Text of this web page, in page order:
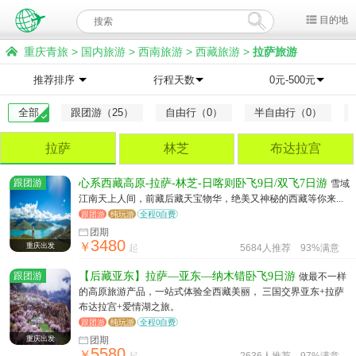
目的地
重庆青旅 > 国内旅游 > 西南旅游 > 西藏旅游 > 拉萨旅游
推荐排序 行程天数 0元-500元
全部 跟团游（25） 自由行（0） 半自由行（0）
拉萨 林芝 布达拉宫
跟团游
重庆出发
心系西藏高原-拉萨-林芝-日喀则卧飞9日/双飞7日游 雪域
江南天上人间，前藏后藏天宝物华，绝美又神秘的西藏等你来...
跟团游 纯玩游 全程0自费
团期
￥3480 起 5684人推荐 93%满意
跟团游
重庆出发
【后藏亚东】拉萨—亚东—纳木错卧飞9日游 做最不一样
的高原旅游产品，一站式体验全西藏美丽， 三国交界亚东+拉萨
布达拉宫+爱情湖之旅。
跟团游 纯玩游 全程0自费
团期